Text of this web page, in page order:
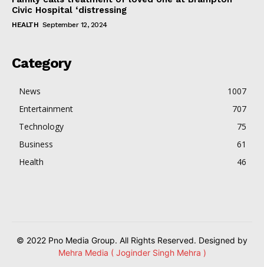
Civic Hospital ‘distressing
HEALTH September 12, 2024
Category
News
1007
Entertainment
707
Technology
75
Business
61
Health
46
© 2022 Pno Media Group. All Rights Reserved. Designed by
Mehra Media ( Joginder Singh Mehra )